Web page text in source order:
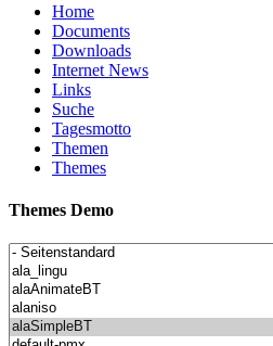
Home
Documents
Downloads
Internet News
Links
Suche
Tagesmotto
Themen
Themes
Themes Demo